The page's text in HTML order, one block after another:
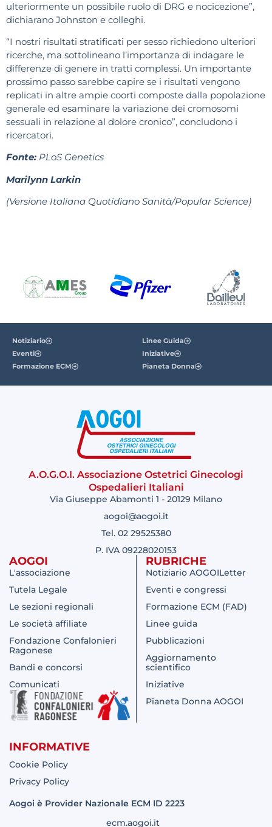
ulteriormente un possibile ruolo di DRG e nocicezione”,
dichiarano Johnston e colleghi.
“I nostri risultati stratificati per sesso richiedono ulteriori
ricerche, ma sottolineano l’importanza di indagare le
differenze di genere in tratti complessi. Un importante
prossimo passo sarebbe capire se i risultati vengono
replicati in altre ampie coorti composte dalla popolazione
generale ed esaminare la variazione dei cromosomi
sessuali in relazione al dolore cronico”, concludono i
ricercatori.
Fonte: PLoS Genetics
Marilynn Larkin
(Versione Italiana Quotidiano Sanità/Popular Science)
Notiziario
Eventi
Formazione ECM
Linee Guida
Iniziative
Pianeta Donna
A.O.G.O.I. Associazione Ostetrici Ginecologi
Ospedalieri Italiani
Via Giuseppe Abamonti 1 - 20129 Milano
aogoi@aogoi.it
Tel. 02 29525380
P. IVA 09228020153
AOGOI
L'associazione
Tutela Legale
Le sezioni regionali
Le società affiliate
Fondazione Confalonieri
Ragonese
Bandi e concorsi
Comunicati
RUBRICHE
Notiziario AOGOILetter
Eventi e congressi
Formazione ECM (FAD)
Linee guida
Pubblicazioni
Aggiornamento
scientifico
Iniziative
Pianeta Donna AOGOI
INFORMATIVE
Cookie Policy
Privacy Policy
Aogoi è Provider Nazionale ECM ID 2223
ecm.aogoi.it